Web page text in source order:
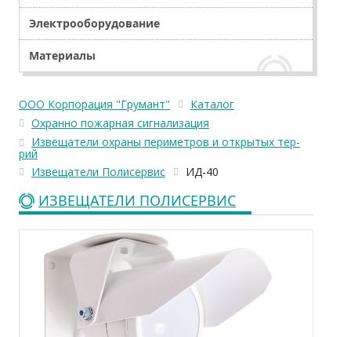
Электрооборудование
Материалы
ООО Корпорация "Грумант"
Каталог
Охранно пожарная сигнализация
Извещатели охраны периметров и открытых тер-
рий
Извещатели Полисервис
ИД-40
ИЗВЕЩАТЕЛИ ПОЛИСЕРВИС